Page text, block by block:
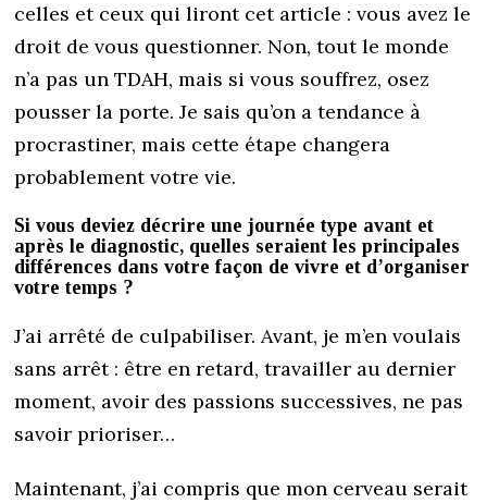
celles et ceux qui liront cet article : vous avez le
droit de vous questionner. Non, tout le monde
n’a pas un TDAH, mais si vous souffrez, osez
pousser la porte. Je sais qu’on a tendance à
procrastiner, mais cette étape changera
probablement votre vie.
Si vous deviez décrire une journée type avant et
après le diagnostic, quelles seraient les principales
différences dans votre façon de vivre et d’organiser
votre temps ?
J’ai arrêté de culpabiliser. Avant, je m’en voulais
sans arrêt : être en retard, travailler au dernier
moment, avoir des passions successives, ne pas
savoir prioriser…
Maintenant, j’ai compris que mon cerveau serait